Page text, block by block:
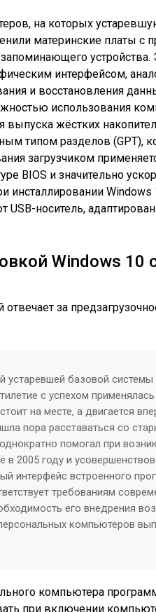
на которых
материнские платы с
устройства.
интерфейсом,
и восстановления
использования
выпуска жёстких
типом разделов (GPT),
загрузчиком
BIOS и значительно
инсталлировании Windows
носитель,
Windows 10
за
устаревшей базовой
с успехом применялась
на месте, а двигается
пора расставаться со
помогал при
2005 году и
интерфейс встроенного
требованиям
его внедрения
компьютеров
компьютера
при включении